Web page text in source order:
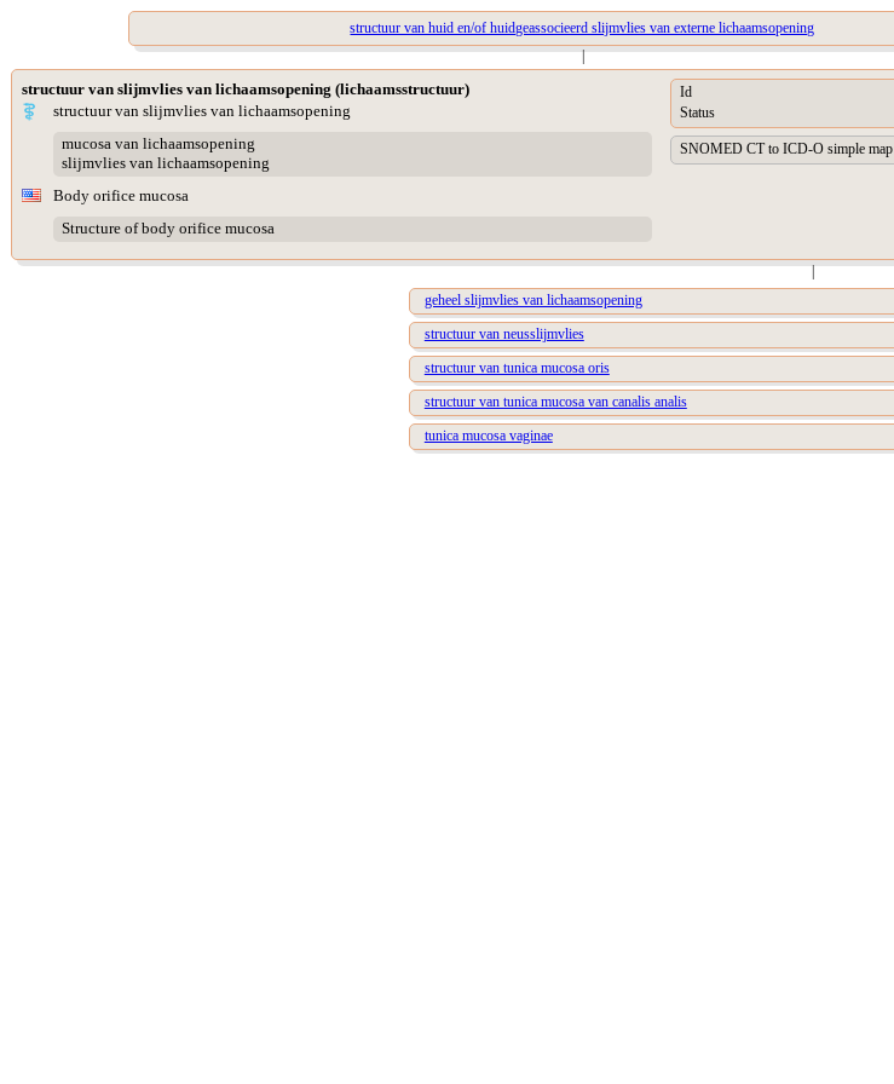
structuur van huid en/of huidgeassocieerd slijmvlies van externe lichaamsopening
|
structuur van slijmvlies van lichaamsopening (lichaamsstructuur)
structuur van slijmvlies van lichaamsopening
mucosa van lichaamsopening
slijmvlies van lichaamsopening
Body orifice mucosa
Structure of body orifice mucosa
Id
Status
SNOMED CT to ICD-O simple map
|
geheel slijmvlies van lichaamsopening
structuur van neusslijmvlies
structuur van tunica mucosa oris
structuur van tunica mucosa van canalis analis
tunica mucosa vaginae